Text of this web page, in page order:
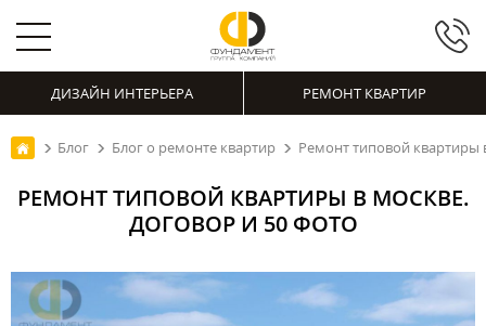
ДИЗАЙН ИНТЕРЬЕРА РЕМОНТ КВАРТИР
Блог Блог о ремонте квартир Ремонт типовой квартиры
РЕМОНТ ТИПОВОЙ КВАРТИРЫ В МОСКВЕ.
ДОГОВОР И 50 ФОТО